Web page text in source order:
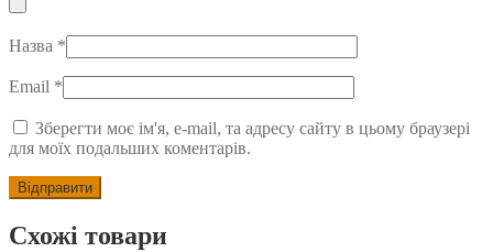
Назва *
Email *
Зберегти моє ім'я, e-mail, та адресу сайту в цьому браузері
для моїх подальших коментарів.
Схожі товари